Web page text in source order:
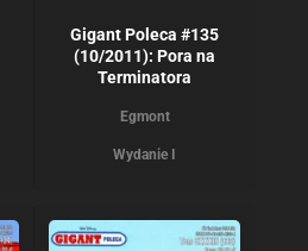
Gigant Poleca #135
(10/2011): Pora na
Terminatora
Egmont
Wydanie I